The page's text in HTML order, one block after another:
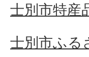
士別市特産
士別市ふる